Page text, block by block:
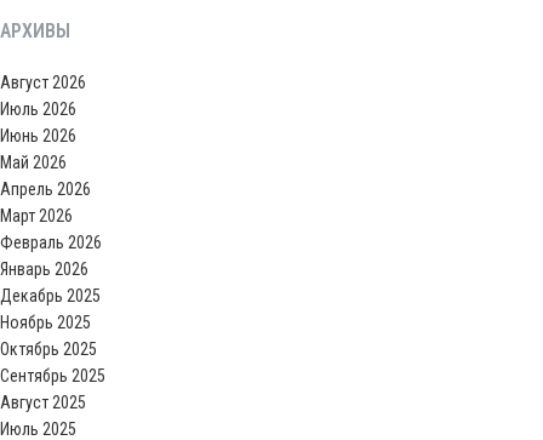
АРХИВЫ
Август 2026
Июль 2026
Июнь 2026
Май 2026
Апрель 2026
Март 2026
Февраль 2026
Январь 2026
Декабрь 2025
Ноябрь 2025
Октябрь 2025
Сентябрь 2025
Август 2025
Июль 2025